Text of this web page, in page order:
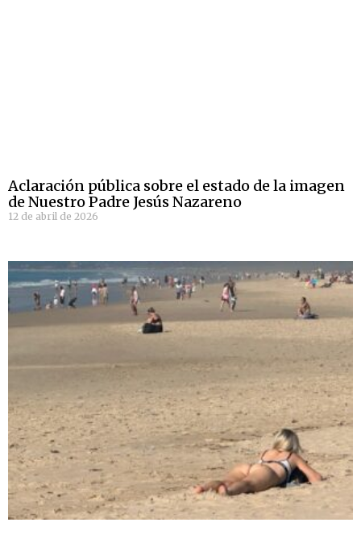
Aclaración pública sobre el estado de la imagen
de Nuestro Padre Jesús Nazareno
12 de abril de 2026